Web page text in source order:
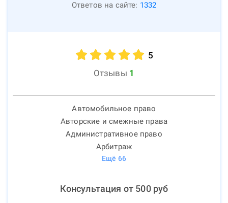
Ответов на сайте: 1332
5
Отзывы 1
Автомобильное право
Авторские и смежные права
Административное право
Арбитраж
Ещё 66
Консультация от 500руб